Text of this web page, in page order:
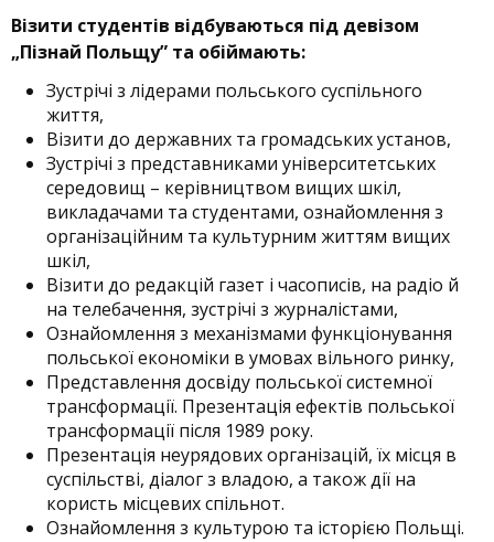
Візити студентів відбуваються під девізом
„Пізнай Польщу” та обіймають:
Зустрічі з лідерами польського суспільного
життя,
Візити до державних та громадських установ,
Зустрічі з представниками університетських
середовищ – керівництвом вищих шкіл,
викладачами та студентами, ознайомлення з
організаційним та культурним життям вищих
шкіл,
Візити до редакцій газет і часописів, на радіо й
на телебачення, зустрічі з журналістами,
Ознайомлення з механізмами функціонування
польської економіки в умовах вільного ринку,
Представлення досвіду польської системної
трансформації. Презентація ефектів польської
трансформації після 1989 року.
Презентація неурядових організацій, їх місця в
суспільстві, діалог з владою, а також дії на
користь місцевих спільнот.
Ознайомлення з культурою та історією Польщі.